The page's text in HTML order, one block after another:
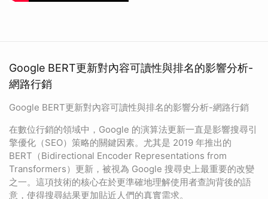
Google BERT更新對內容可讀性與排名的影響分析-
網路行銷
Google BERT更新對內容可讀性與排名的影響分析-網路行銷
在數位行銷的領域中，Google 的演算法更新一直是影響搜尋引
擎優化（SEO）策略的關鍵因素。尤其是 2019 年推出的
BERT（Bidirectional Encoder Representations from
Transformers）更新，被視為 Google 搜尋史上最重要的改變
之一。這項技術的核心在於更準確地理解使用者查詢背後的語
意，使得搜尋結果更加貼近人們的真實需求。